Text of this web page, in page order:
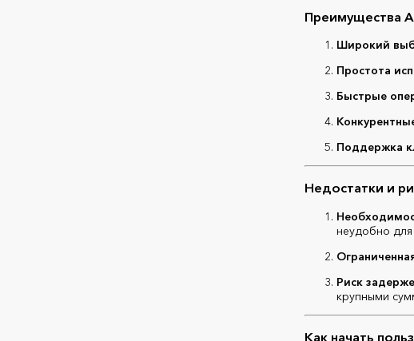
Преимущества
Широкий
Простота
Быстрые
Поддержка
Недостатки и
неудобно
Риск
крупными
Как начать